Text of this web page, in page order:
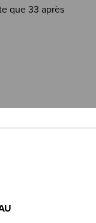
que 33 après